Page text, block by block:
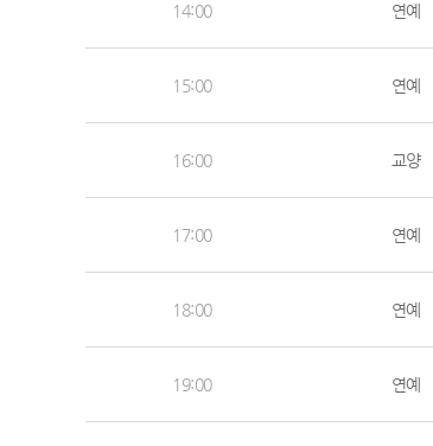
14:00 연예
15:00 연예
16:00 교양
17:00 연예
18:00 연예
19:00 연예